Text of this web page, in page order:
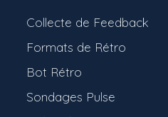
Collecte de Feedback
Formats de Rétro
Bot Rétro
Sondages Pulse